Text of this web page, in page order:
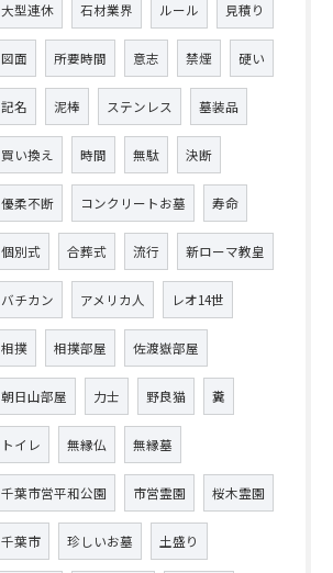
大型連休 石材業界 ルール 見積り
図面 所要時間 意志 禁煙 硬い
記名 泥棒 ステンレス 墓装品
買い換え 時間 無駄 決断
優柔不断 コンクリートお墓 寿命
個別式 合葬式 流行 新ローマ教皇
バチカン アメリカ人 レオ14世
相撲 相撲部屋 佐渡嶽部屋
朝日山部屋 力士 野良猫 糞
トイレ 無縁仏 無縁墓
千葉市営平和公園 市営霊園 桜木霊園
千葉市 珍しいお墓 土盛り